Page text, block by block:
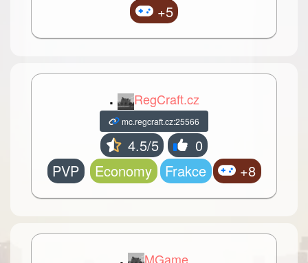
+5
. RegCraft.cz
mc.regcraft.cz:25566
4.5/5
0
PVP
Economy Frakce +8
. MGame